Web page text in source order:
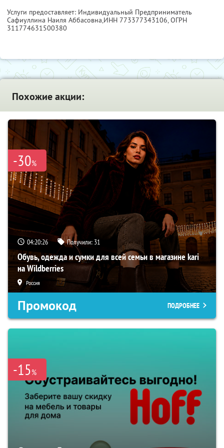
Услуги предоставляет: Индивидуальный Предприниматель
Сафиуллина Наиля Аббасовна,ИНН 773377343106, ОГРН
311774631500380
Похожие акции:
-30%
04:20:25 Получили: 31
Обувь, одежда и сумки для всей семьи в магазине kari
на Wildberries
Россия
Промокод ПОДРОБНЕЕ
-15%